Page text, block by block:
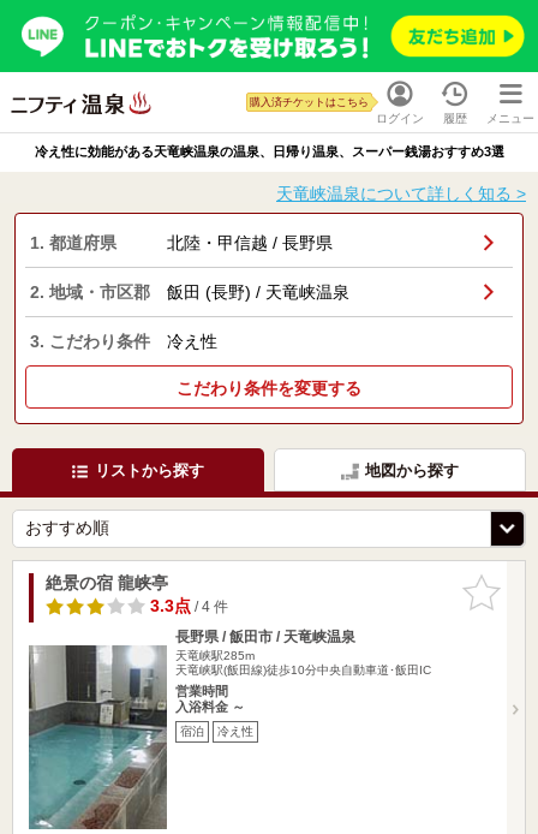
ログイン
購入済チケットはこちら
履歴 メニュー
冷え性に効能がある天竜峡温泉の温泉、日帰り温泉、スーパー銭湯おすすめ3選
天竜峡温泉について詳しく知る >
1. 都道府県 北陸・甲信越 / 長野県
2. 地域・市区郡 飯田 (長野) / 天竜峡温泉
3. こだわり条件 冷え性
こだわり条件を変更する
リストから探す 地図から探す
お気に入
りに追加
絶景の宿 龍峡亭
3.3点/ 4 件
長野県 / 飯田市 / 天竜峡温泉
天竜峡駅285m
天竜峡駅(飯田線)徒歩10分中央自動車道･飯田IC
営業時間
入浴料金 ～
宿泊 冷え性